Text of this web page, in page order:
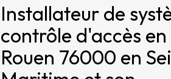
Installateur de
contrôle d'accès
Rouen 76000 en